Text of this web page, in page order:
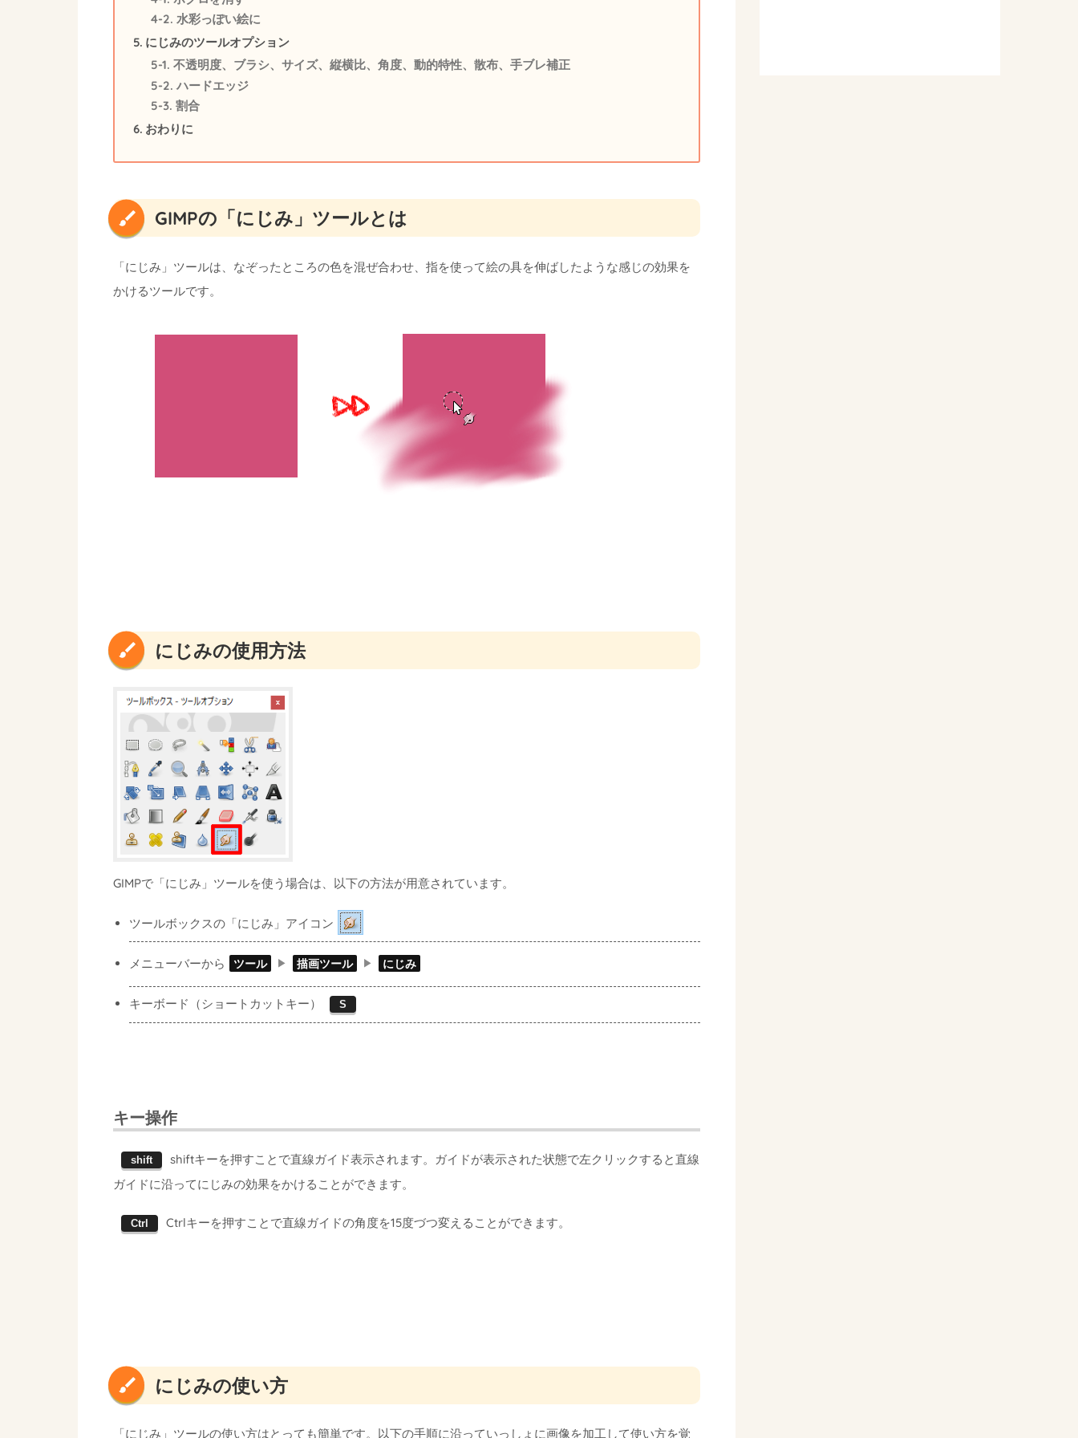
水彩っぽい絵に
にじみのツールオプション
不透明度、ブラシ、サイズ、縦横比、角度、動的特性、散布、手ブレ補正
ハードエッジ
割合
おわりに
GIMPの「にじみ」ツールとは
「にじみ」ツールは、なぞったところの色を混ぜ合わせ、指を使って絵の具を伸ばしたような感じの効果を
かけるツールです。
にじみの使用方法
GIMPで「にじみ」ツールを使う場合は、以下の方法が用意されています。
ツールボックスの「にじみ」アイコン
メニューバーから ツール 描画ツール にじみ
キーボード（ショートカットキー） S
キー操作
shift
shiftキーを押すことで直線ガイド表示されます。ガイドが表示された状態で左クリックすると直線
ガイドに沿ってにじみの効果をかけることができます。
Ctrl Ctrlキーを押すことで直線ガイドの角度を15度づつ変えることができます。
にじみの使い方
「にじみ」ツールの使い方はとっても簡単です。以下の手順に沿っていっしょに画像を加工して使い方を覚